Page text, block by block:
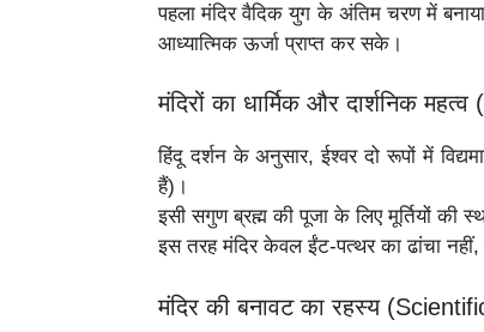
पहला मंदिर वैदिक युग के अंतिम चरण में
आध्यात्मिक ऊर्जा प्राप्त कर सके।
मंदिरों का धार्मिक और दार्शनिक
हिंदू दर्शन के अनुसार, ईश्वर दो रूपों में
हैं)।
इसी सगुण ब्रह्म की पूजा के लिए मूर्तियों की
इस तरह मंदिर केवल ईंट-पत्थर का ढांचा
मंदिर की बनावट का रहस्य